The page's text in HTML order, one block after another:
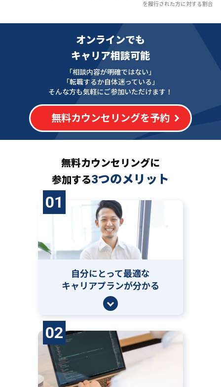
を履行された方に対する割合
オンラインでも
キャリア相談可能
「相談内容が明確ではない」
「転職するか自体迷っている」
そんな方も気軽にご参加いただけます！
無料カウンセリングを予約
無料カウンセリングに
参加する3つのメリット
01
自分にとって最適な
キャリアプランが分かる
02